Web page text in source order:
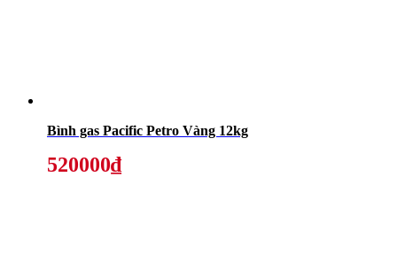
Bình gas Pacific Petro Vàng 12kg
520000₫